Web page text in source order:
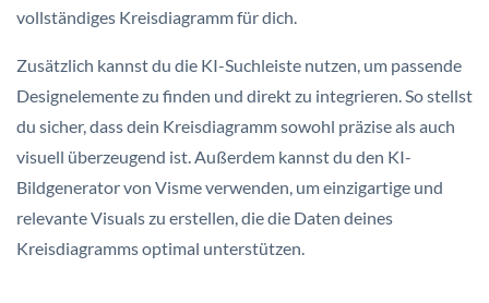
vollständiges Kreisdiagramm für dich.
Zusätzlich kannst du die KI-Suchleiste nutzen, um passende
Designelemente zu finden und direkt zu integrieren. So stellst
du sicher, dass dein Kreisdiagramm sowohl präzise als auch
visuell überzeugend ist. Außerdem kannst du den KI-
Bildgenerator von Visme verwenden, um einzigartige und
relevante Visuals zu erstellen, die die Daten deines
Kreisdiagramms optimal unterstützen.